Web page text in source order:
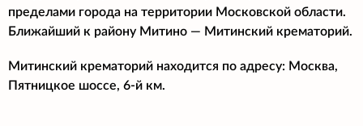
пределами города на территории Московской области.
Ближайший к району Митино — Митинский крематорий.
Митинский крематорий находится по адресу: Москва,
Пятницкое шоссе, 6-й км.